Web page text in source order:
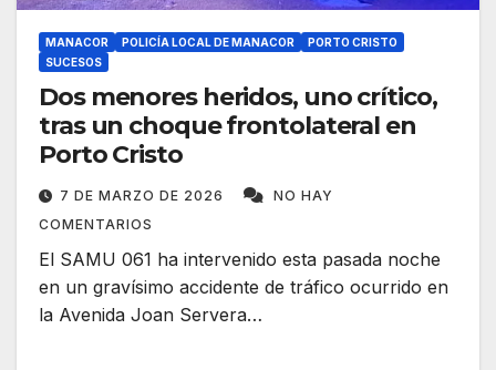
MANACOR POLICÍA LOCAL DE MANACOR
PORTO CRISTO
SUCESOS
Dos menores heridos, uno crítico,
tras un choque frontolateral en
Porto Cristo
7 DE MARZO DE 2026
NO HAY
COMENTARIOS
El SAMU 061 ha intervenido esta pasada noche
en un gravísimo accidente de tráfico ocurrido en
la Avenida Joan Servera…